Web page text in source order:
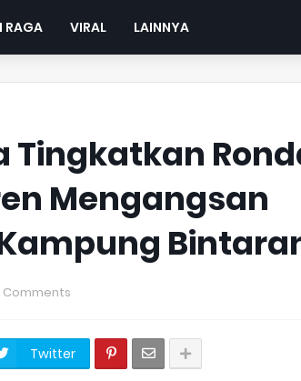
RAGA VIRAL LAINNYA
Tingkatkan
Mengangsan
Comments
Twitter